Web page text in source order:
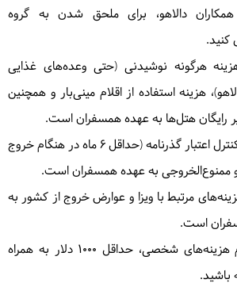
September 4, 2025 |
روز گشت یکروزه پارک‌ حفاظت شده تمبورین،
مناطق گلدکوست را خواهیم داشت.
September 5, 2025
برای گشت در گلد کوست خواهیم داشت.
دالاهو، برای ملحق شدن به گروه
کنید.
هرگونه نوشیدنی (حتی وعده‌های غذایی
هزینه استفاده از اقلام مینی‌بار و همچنین
رایگان هتل‌ها به عهده همسفران است.
مسولیت کنترل اعتبار گذرنامه (حداقل ۶ ماه در هنگام خروج
ممنوع‌الخروجی به عهده همسفران است.
مرتبط با ویزا و عوارض خروج از کشور به
است.
برای انجام هزینه‌های شخصی، حداقل 1000 دلار به همراه
باشید.